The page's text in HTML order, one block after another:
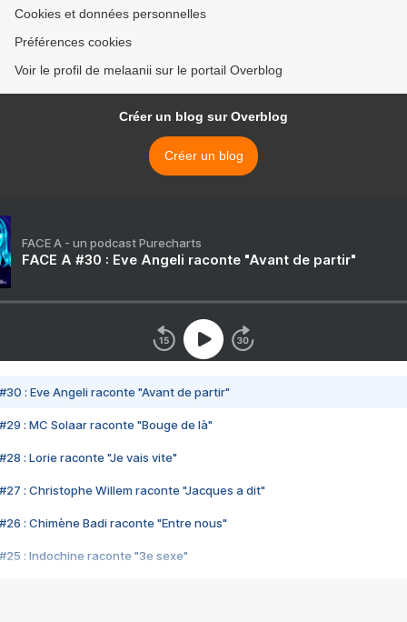
Cookies et données personnelles
Préférences cookies
Voir le profil de melaanii sur le portail Overblog
Créer un blog sur Overblog
Créer un blog
FACE A - un podcast Purecharts
FACE A #30 : Eve Angeli raconte "Avant de partir"
#30 : Eve Angeli raconte "Avant de partir"
#29 : MC Solaar raconte "Bouge de là"
#28 : Lorie raconte "Je vais vite"
#27 : Christophe Willem raconte "Jacques a dit"
#26 : Chimène Badi raconte "Entre nous"
#25 : Indochine raconte "3e sexe"